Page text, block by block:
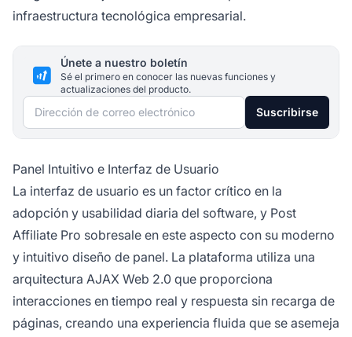
infraestructura tecnológica empresarial.
Únete a nuestro boletín
Sé el primero en conocer las nuevas funciones y
actualizaciones del producto.
Dirección de correo electrónico Suscribirse
Panel Intuitivo e Interfaz de Usuario
La interfaz de usuario es un factor crítico en la
adopción y usabilidad diaria del software, y Post
Affiliate Pro sobresale en este aspecto con su moderno
y intuitivo diseño de panel. La plataforma utiliza una
arquitectura AJAX Web 2.0 que proporciona
interacciones en tiempo real y respuesta sin recarga de
páginas, creando una experiencia fluida que se asemeja